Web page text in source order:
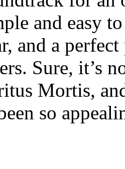
and easy
and a
Sure, it’s
Mortis,
so